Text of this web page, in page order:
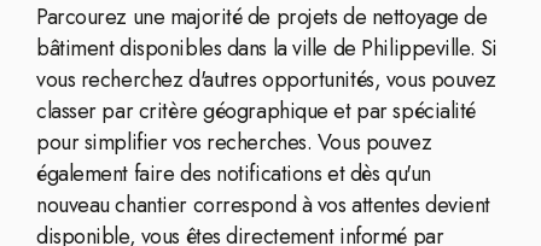
Parcourez une majorité de projets de nettoyage de
bâtiment disponibles dans la ville de Philippeville. Si
vous recherchez d'autres opportunités, vous pouvez
classer par critère géographique et par spécialité
pour simplifier vos recherches. Vous pouvez
également faire des notifications et dès qu'un
nouveau chantier correspond à vos attentes devient
disponible, vous êtes directement informé par